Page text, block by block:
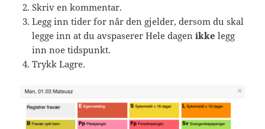
Skriv en kommentar.
Legg inn tider for når den gjelder, dersom du skal
legge inn at du avspaserer Hele dagenikke legg
inn noe tidspunkt.
Trykk Lagre.